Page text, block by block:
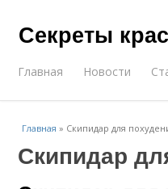
Секреты
Главная Новости
Главная » Скипидар для
Скипидар